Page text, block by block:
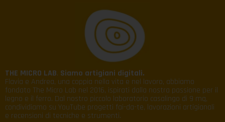
THE MICRO LAB. Siamo artigiani digitali.
Flavia e Andrea, una coppia nella vita e nel lavoro, abbiamo
fondato The Micro Lab nel 2016, ispirati dalla nostra passione per il
legno e il ferro. Dal nostro piccolo laboratorio casalingo di 9 mq,
condividiamo su YouTube progetti fai-da-te, lavorazioni artigianali
e recensioni di tecniche e strumenti.